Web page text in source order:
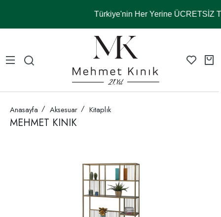
Türkiye'nin Her Yerine ÜCRETSİZ
Anasayfa Aksesuar Kitaplık
MEHMET KINIK